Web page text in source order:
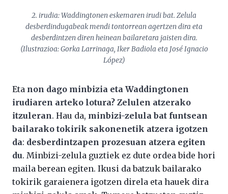
2. irudia: Waddingtonen eskemaren irudi bat. Zelula
desberdindugabeak mendi tontorrean agertzen dira eta
desberdintzen diren heinean bailaretara jaisten dira.
(Ilustrazioa: Gorka Larrinaga, Iker Badiola eta José Ignacio
López)
Eta non dago minbizia eta Waddingtonen
irudiaren arteko lotura? Zelulen atzerako
itzuleran. Hau da, minbizi-zelula bat funtsean
bailarako tokirik sakonenetik atzera igotzen
da: desberdintzapen prozesuan atzera egiten
du. Minbizi-zelula guztiek ez dute ordea bide hori
maila berean egiten. Ikusi da batzuk bailarako
tokirik garaienera igotzen direla eta hauek dira